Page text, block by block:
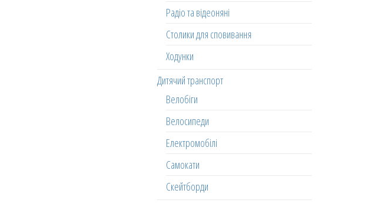
Радіо та відеоняні
Столики для сповивання
Ходунки
Дитячий транспорт
Велобіги
Велосипеди
Електромобілі
Самокати
Скейтборди